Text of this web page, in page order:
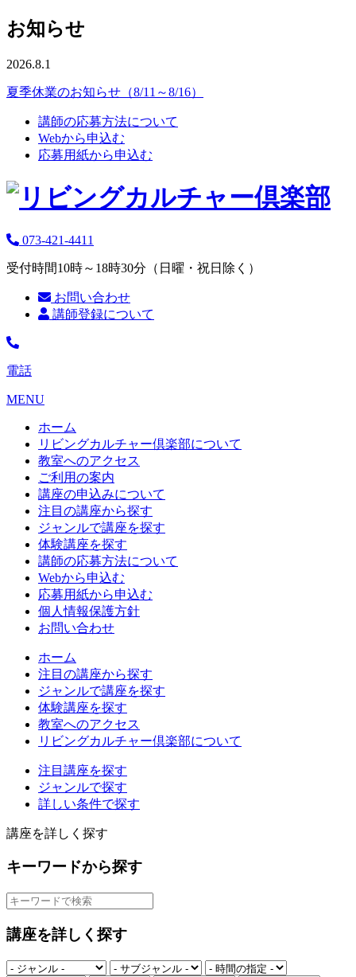
お知らせ
2026.8.1
夏季休業のお知らせ（8/11～8/16）
講師の応募方法について
Webから申込む
応募用紙から申込む
073-421-4411
受付時間10時～18時30分（日曜・祝日除く）
お問い合わせ
講師登録について
電話
MENU
ホーム
リビングカルチャー倶楽部について
教室へのアクセス
ご利用の案内
講座の申込みについて
注目の講座から探す
ジャンルで講座を探す
体験講座を探す
講師の応募方法について
Webから申込む
応募用紙から申込む
個人情報保護方針
お問い合わせ
ホーム
注目の講座から探す
ジャンルで講座を探す
体験講座を探す
教室へのアクセス
リビングカルチャー倶楽部について
注目講座を探す
ジャンルで探す
詳しい条件で探す
講座を詳しく探す
キーワードから探す
講座を詳しく探す